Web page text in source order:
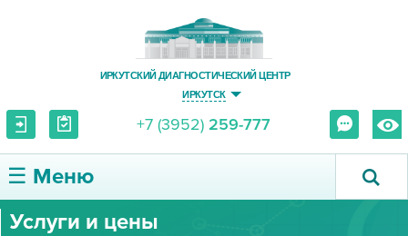
ИРКУТСКИЙ ДИАГНОСТИЧЕСКИЙ ЦЕНТР
ИРКУТСК
+7 (3952) 259-777
☰ Меню
О ЦЕНТРЕ
Услуги и цены